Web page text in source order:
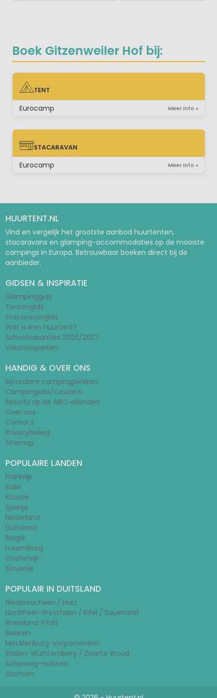
Boek Gitzenweiler Hof bij:
TENT
TENT
Eurocamp Meer info »
STACARAVAN
STACARAVAN
Eurocamp Meer info »
HUURTENT.NL
Vind en vergelijk het grootste aanbod huurtenten,
stacaravans en glamping-accommodaties op de mooiste
campings in Europa. Betrouwbaar boeken direct bij de
aanbieder.
GIDSEN & INSPIRATIE
Glampinggids
Tentengids
Stacaravangids
Wat is een huurtent?
Schoolvakanties 2026/2027
Vakantieparken
HANDIG & OVER ONS
Bijzondere campingplekken
Campingjobs/Couriers
Resorts op de ABC-eilanden
Over ons
Contact
Privacybeleid
Sitemap
POPULAIRE LANDEN
Frankrijk
Italië
Kroatië
Spanje
Nederland
Duitsland
België
Luxemburg
Oostenrijk
Slovenië
POPULAIR IN DUITSLAND
Niedersachsen / Harz
Nordrhein-Westfalen / Eifel / Sauerland
Rheinland-Pfalz
Beieren
Mecklenburg-Vorpommern
Baden-Württemberg / Zwarte Woud
Schleswig-Holstein
Sachsen